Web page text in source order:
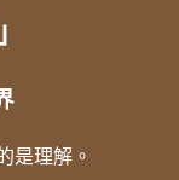
是理解。